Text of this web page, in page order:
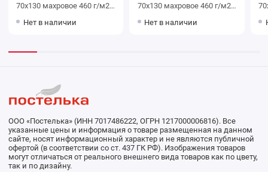
70х130 махровое 460 г/м2
мануфактура Terra dombra
Нет в наличии
70х130 махровое 460 г/м2
мануфактура Mito greco
Нет в наличии
70х130
ООО «Постелька» (ИНН 7017486222, ОГРН 1217000006816). Все
указанные цены и информация о товаре размещенная на данном
сайте, носят информационный характер и не являются публичной
офертой (в соответствии со ст. 437 ГК РФ). Изображения товаров
могут отличаться от реального внешнего вида товаров как по цвету,
так и по дизайну.